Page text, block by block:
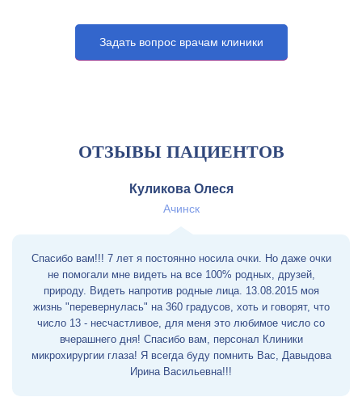
Задать вопрос врачам клиники
ОТЗЫВЫ ПАЦИЕНТОВ
Куликова Олеся
Ачинск
Спасибо вам!!! 7 лет я постоянно носила очки. Но даже очки
не помогали мне видеть на все 100% родных, друзей,
природу. Видеть напротив родные лица. 13.08.2015 моя
жизнь "перевернулась" на 360 градусов, хоть и говорят, что
число 13 - несчастливое, для меня это любимое число со
вчерашнего дня! Спасибо вам, персонал Клиники
микрохирургии глаза! Я всегда буду помнить Вас, Давыдова
Ирина Васильевна!!!